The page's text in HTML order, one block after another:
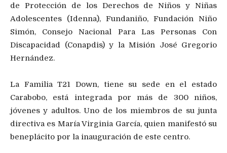
de Protección de los Derechos de Niños y Niñas
Adolescentes (Idenna), Fundaniño, Fundación Niño
Simón, Consejo Nacional Para Las Personas Con
Discapacidad (Conapdis) y la Misión José Gregorio
Hernández.
La Familia T21 Down, tiene su sede en el estado
Carabobo, está integrada por más de 300 niños,
jóvenes y adultos. Uno de los miembros de su junta
directiva es María Virginia García, quien manifestó su
beneplácito por la inauguración de este centro.